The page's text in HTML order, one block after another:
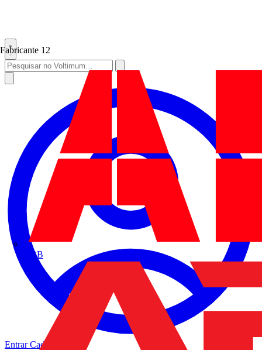
Fabricante 12
ABB
EntrarCadastrar